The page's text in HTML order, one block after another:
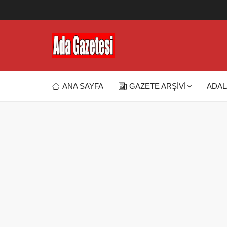
ANA SAYFA GAZETE ARŞİVİ